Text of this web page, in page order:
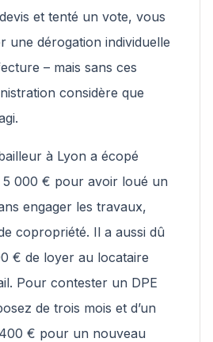
et tenté un vote, vous
une dérogation individuelle
– mais sans ces
considère que
à Lyon a écopé
5 000 € pour avoir loué un
engager les travaux,
copropriété. Il a aussi dû
€ de loyer au locataire
Pour contester un DPE
de trois mois et d’un
€ pour un nouveau